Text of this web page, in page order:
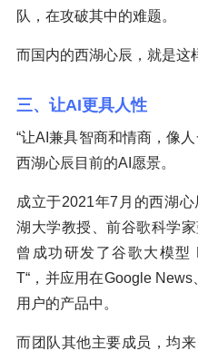
队，在攻破其中的难题。
而国内的西湖心辰，就是这
三、让AI更具人性
“让AI兼具智商和情商，像
西湖心辰目前的AI愿景。
成立于2021年7月的西湖
湖大学教授、前谷歌科学
曾成功研发了谷歌大模型
T“，并应用在Google
用户的产品中。
而团队其他主要成员，均